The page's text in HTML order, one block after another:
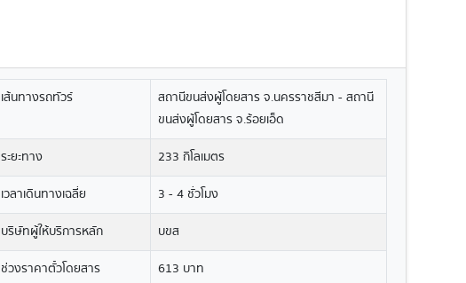
เส้นทางรถทัวร์
สถานีขนส่งผู้โดยสาร จ.นครราชสีมา - สถานี
ขนส่งผู้โดยสาร จ.ร้อยเอ็ด
ระยะทาง
233 กิโลเมตร
เวลาเดินทางเฉลี่ย
3 - 4 ชั่วโมง
บริษัทผู้ให้บริการหลัก
บขส
ช่วงราคาตั๋วโดยสาร
613 บาท